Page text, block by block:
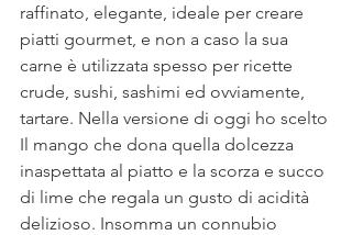
raffinato, elegante, ideale per creare
piatti gourmet, e non a caso la sua
carne è utilizzata spesso per ricette
crude, sushi, sashimi ed ovviamente,
tartare. Nella versione di oggi ho scelto
Il mango che dona quella dolcezza
inaspettata al piatto e la scorza e succo
di lime che regala un gusto di acidità
delizioso. Insomma un connubio